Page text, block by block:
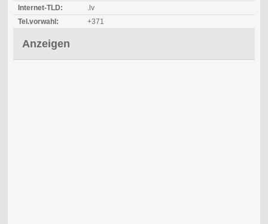
Internet-TLD:
.lv
Tel.vorwahl:
+371
Anzeigen